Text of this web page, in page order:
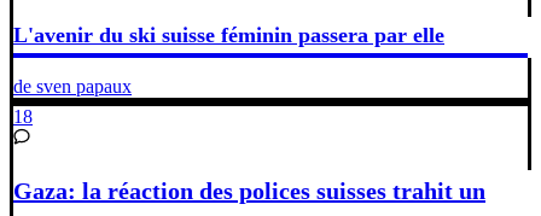
L'avenir du ski suisse féminin passera par elle
de sven papaux
18
Gaza: la réaction des polices suisses trahit un